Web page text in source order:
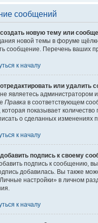
сообщений
новую тему или
новой темы в форуме
сообщение. Перечень ваших
к началу
или удалить
являетесь администратором
Правка в соответствующем
которая показывает
о сделанных изменениях
к началу
подпись к своему
подпись к сообщению,
добавилась. Вы также
настройки» в личном
к началу